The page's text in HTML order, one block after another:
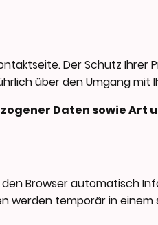
Der Schutz Ihrer
über den Umgang mit
Daten sowie Art
Browser automatisch
werden temporär in einem